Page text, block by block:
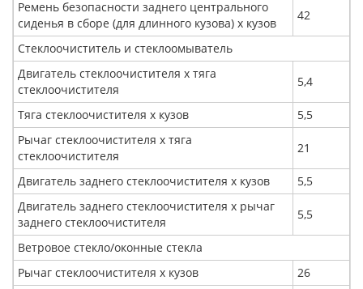
Ремень безопасности заднего центрального
сиденья в сборе (для длинного кузова) x кузов
42
Стеклоочиститель и стеклоомыватель
Двигатель стеклоочистителя х тяга
стеклоочистителя
5,4
Тяга стеклоочистителя х кузов
5,5
Рычаг стеклоочистителя х тяга
стеклоочистителя
21
Двигатель заднего стеклоочистителя х кузов
5,5
Двигатель заднего стеклоочистителя х рычаг
заднего стеклоочистителя
5,5
Ветровое стекло/оконные стекла
Рычаг стеклоочистителя х кузов
26